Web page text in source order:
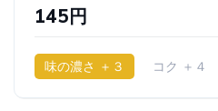
145円
味の濃さ ＋３ コク ＋４